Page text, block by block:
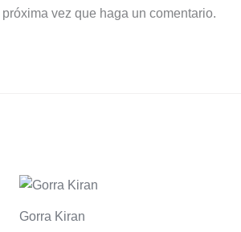
vez que haga un comentario.
Gorra Kiran